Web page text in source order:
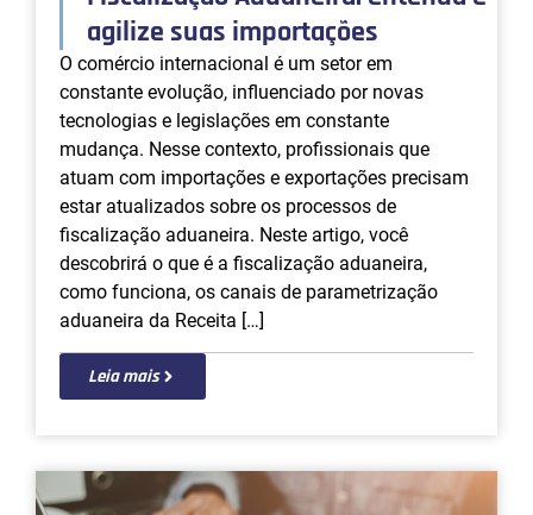
agilize suas importações
O comércio internacional é um setor em
constante evolução, influenciado por novas
tecnologias e legislações em constante
mudança. Nesse contexto, profissionais que
atuam com importações e exportações precisam
estar atualizados sobre os processos de
fiscalização aduaneira. Neste artigo, você
descobrirá o que é a fiscalização aduaneira,
como funciona, os canais de parametrização
aduaneira da Receita […]
Leia mais